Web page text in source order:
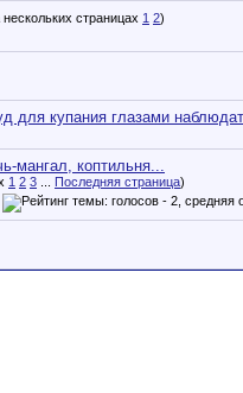
1 2)
для купания глазами
мангал, коптильня...
1 2 3 Последняя страница)